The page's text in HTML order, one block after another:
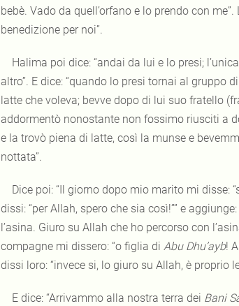
bebè. Vado da quell’orfano e lo prendo con
benedizione per noi”.
Halima poi dice: “andai da lui e lo presi;
altro”. E dice: “quando lo presi tornai al
latte che voleva; bevve dopo di lui suo fratello
addormentò nonostante non fossimo riusciti a
e la trovò piena di latte, così la munse e
nottata”.
Dice poi: “Il giorno dopo mio marito mi disse:
dissi: “per Allah, spero che sia così!”” e
l’asina. Giuro su Allah che ho percorso con
compagne mi dissero: “o figlia di Abu Dhu’ayb!
dissi loro: “invece si, lo giuro su Allah, è proprio
E dice: “Arrivammo alla nostra terra dei Bani